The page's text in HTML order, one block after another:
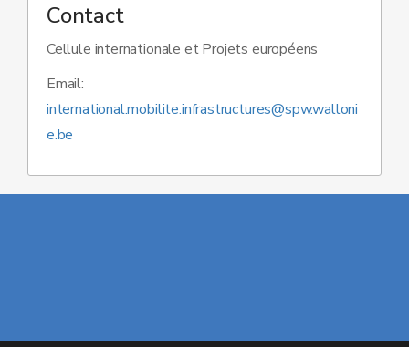
Contact
Cellule internationale et Projets européens
Email:
international.mobilite.infrastructures@spw.walloni
e.be